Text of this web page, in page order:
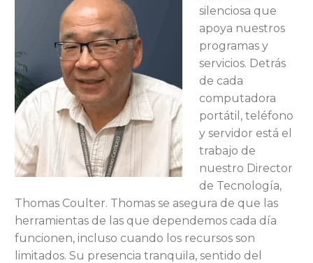
silenciosa que
apoya nuestros
programas y
servicios. Detrás
de cada
computadora
portátil, teléfono
y servidor está el
trabajo de
nuestro Director
de Tecnología,
Thomas Coulter. Thomas se asegura de que las
herramientas de las que dependemos cada día
funcionen, incluso cuando los recursos son
limitados. Su presencia tranquila, sentido del